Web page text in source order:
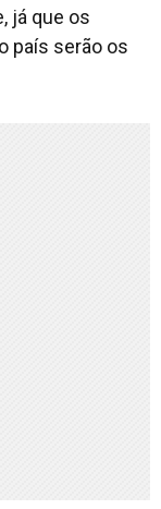
já que os
país serão os